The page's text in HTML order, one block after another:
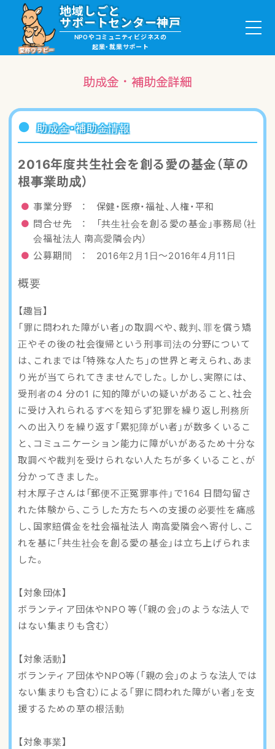
愛称ワラビー
地域しごと
サポートセンター神戸
NPOやコミュニティビジネスの
起業・就業サポート
就職・ボランティア情報
助成金・補助金情報
ワラビーについて
助成金・補助金詳細
助成金・補助金情報
2016年度共生社会を創る愛の基金（草の
根事業助成）
事業分野 ： 保健・医療・福祉、人権・平和
問合せ先 ： 「共生社会を創る愛の基金」事務局（社
会福祉法人 南高愛隣会内）
公募期間 ： 2016年2月1日〜2016年4月11日
概要
【趣旨】
「罪に問われた障がい者」の取調べや、裁判、罪を償う矯
正やその後の社会復帰という刑事司法の分野について
は、これまでは「特殊な人たち」の世界と考えられ、あま
り光が当てられてきませんでした。しかし、実際には、
受刑者の4 分の1 に知的障がいの疑いがあること、社会
に受け入れられるすべを知らず犯罪を繰り返し刑務所
への出入りを繰り返す「累犯障がい者」が数多くいるこ
と、コミュニケーション能力に障がいがあるため十分な
取調べや裁判を受けられない人たちが多くいること、が
分かってきました。
村木厚子さんは「郵便不正冤罪事件」で164 日間勾留さ
れた体験から、こうした方たちへの支援の必要性を痛感
し、国家賠償金を社会福祉法人 南高愛隣会へ寄付し、こ
れを基に「共生社会を創る愛の基金」は立ち上げられま
した。
【対象団体】
ボランティア団体やNPO 等（「親の会」のような法人で
はない集まりも含む）
【対象活動】
ボランティア団体やNPO等（「親の会」のような法人では
ない集まりも含む）による「罪に問われた障がい者」を支
援するための草の根活動
【対象事業】